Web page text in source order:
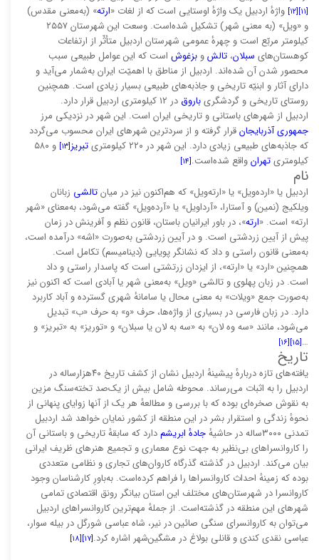
[۱۱] [۱۲] واژهٔ اردبیل یک واژهٔ اوستایی است که از لغات «ارته» (به‌معنی مقدس)
و «ویل» (به معنی شهر) تشکیل شده‌است. وسعت این شهرستان ۲۵۵۷
کیلومتر مربّع است و چهرهٔ عمومی شهرستان اردبیل متأثّر از ارتفاعات
کوهستان‌های سبلان، تالشو بزغوش است که این عوامل طبیعی سبب
محصور شدن آن شده‌اند. اردبیل از مناطق با اهمیّت ایران به‌شمار می‌آید و
دارای آثار و ابنیّه تاریخی و جاذبه‌های طبیعی بسیار زیادی است. همچنین
روستای تاریخی و گردشگریباروق در ۱۲ کیلومتری اردبیل قرار دارد.
اردبیل از شهرهای باستانی و تاریخی ایران است. این شهر در نزدیکی مرز
جمهوری آذربایجانقرار گرفته و از سردترین شهرهای ایران محسوب می‌گردد
که جاذبه‌های طبیعی زیادی دارد. این شهر در ۲۲۰ کیلومتری
تبریز[۱۳]
و ۵۸۰
کیلومتریتهرانواقع شده‌است.[۱۴]
نام
اردبیل یا «ارده‌ویل» یا «ارته‌ویل» که هم‌اکنون نیز در میانتالشی زبانان
ویلکیج (نمین) و آستارا، «آرداویل» یا «آرده‌ویل» گفته می‌شود، به‌معنای «شهر
ارته» است. «ارته»، در باور ایرانیان باستان، قانون نظم و آفرینش در زمان
پیش از آیین زردشتی است. و در آیین زردشتی به‌صورت «اشه» درآمده است،
به‌معنی قانون راستی و داد که نشانگر پویایی (دینامیسم) تکامل است.
همچنین «ارد» یا «ارته»، از ایزدان زرتشتی است که پاسدار راستی و داد
است. در زبان پهلوی و تالشی «ویل» به‌معنی شهر یا آبادی است که اکنون نیز
به‌صورت جمع «ویلات» به معنی محال یا سامانهٔ شهری گسترده و آباد کاربرد
دارد. در زبان فارسی در بسیاری از واژه‌ها، حرف «و» به حرف «ب» تبدیل
می‌شود، مانند «سه وه لان» به «سه به لان یا سبلان» و «توریز» به «تبریز» و
…[۱۵] [۱۶]
تاریخ
یافته‌های تازه دربارهٔ پیشینهٔ اردبیل نشان از کشف تاریخ ۴۰هزارساله در
اردبیل را به اثبات می‌رساند. محوطه شامل بیش از یک‌صد تخته‌سنگ مزین
به نقوش صخره‌ای بوده که با بررسی و مطالعهٔ هر یک از آنها زوایای پنهانی از
نحوهٔ زندگی و استقرار بشر در این منطقه از کشور نمایان خواهد شد اردبیل
تمدنی ۳۰۰۰ساله در حاشیهٔ
جادهٔ ابریشمدارد که سابقهٔ تاریخی و باستانی آن
را کاروانسراهای بی‌نظیر به جهت نوع معماری و تجمیع هنرهای ظریف ایرانی
بیان می‌کند. اردبیل در گذشته گذرگاه کاروان‌های تجاری و نظامی متعددی
بوده که زمینهٔ احداث کاروانسراها را فراهم کرده‌است. به‌باورِ کارشناسان وجود
کاروانسرا در شهرستان‌های مختلف این استان بیانگر رونق اقتصادی تمامی
شهرهای این منطقه در گذشته‌است. از جملهٔ مهم‌ترین کاروانسراهای اردبیل
می‌توان به کاروانسرای سنگی صائین در نیر، شاه عباسی شورگل در بیله سوار،
عباسی نقدی کندی و قانلی بولاغ در مشگین‌شهر اشاره کرد.[۱۷] [۱۸]